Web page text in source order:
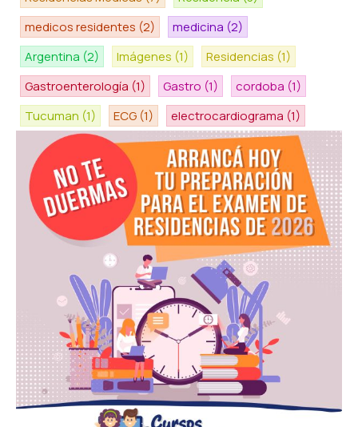
medicos residentes (2) medicina (2)
Argentina (2) Imágenes (1) Residencias (1)
Gastroenterología (1) Gastro (1) cordoba (1)
Tucuman (1) ECG (1) electrocardiograma (1)